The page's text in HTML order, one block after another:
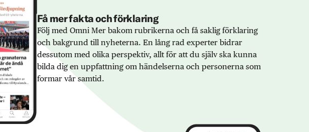
Få mer fakta och förklaring
Följ med Omni Mer bakom rubrikerna och få saklig förklaring
och bakgrund till nyheterna. En lång rad experter bidrar
dessutom med olika perspektiv, allt för att du själv ska kunna
bilda dig en uppfattning om händelserna och personerna som
formar vår samtid.